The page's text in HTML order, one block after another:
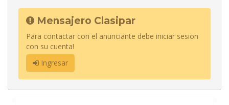
Mensajero Clasipar
Para contactar con el anunciante debe iniciar sesion
con su cuenta!
Ingresar